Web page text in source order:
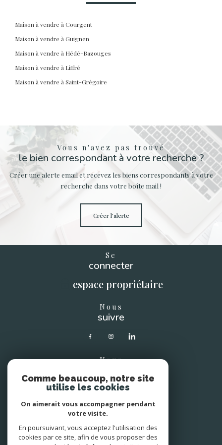
Maison à vendre à Courgent
Maison à vendre à Guignen
Maison à vendre à Hédé-Bazouges
Maison à vendre à Liffré
Maison à vendre à Saint-Grégoire
Vous n'avez pas trouvé
le bien correspondant à votre recherche ?
Créer une alerte email et recevez les biens correspondants à votre
recherche dans votre boîte mail !
créer l'alerte
Se
connecter
espace propriétaire
Nous
suivre
Nous
Avis
clients
Comme beaucoup, notre site
utilise les cookies
On aimerait vous accompagner pendant
votre visite.
En poursuivant, vous acceptez l'utilisation des
cookies par ce site, afin de vous proposer des